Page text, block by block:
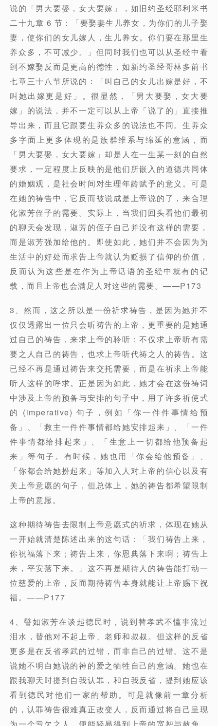
说的「男大要娶，女大要嫁」，如旧约圣经耶利米书
二十九章 6 节：「要娶妻生儿养女，为你们的儿子娶
妻，使你们的女儿嫁人，生儿养女。你们要在那里生
养众多，不可减少。」但同时我们也可以从圣经中看
到不嫁娶反而是更高的德性，如新约圣经哥林多前书
七章三十八节所说的：「叫自己的女儿出嫁是好，不
叫她出嫁更是好」。很显然，「男大要娶，女大要
嫁」的说法，并不一定可以从上帝「说了的」直接推
导出来，而且它跟要生养众多的说法也不同。生养众
多字面上更多体现的是族群维系与绵延的意涵，而
「男大要娶，女大要嫁」却是人在一生某一刻的自然
要求，一定程度上反映的是他们所嵌入的道德共同体
的婚姻观，是社会时间对生理年龄赋予的意义。可是
在她的祷告中，它反而被说成是上帝说的了，来合理
化淑芳侄子的需要。实际上，当我们回头看他们最初
的聊天会发现，淑芳的侄子自己并没有这样的需要，
而是淑芳强加给他的。即使如此，她们并不会因为为
生活中的好处而求告上帝就认为贬损了信仰的价值，
反而认为这些是在作为上帝话语的圣经中就有的记
载，而且上帝也会满足人对这些的需要。——P173
3、然而，这之所以是一份祈求祷告，是因为她并不
仅仅透露出一位只会听祷告的上帝，更重要的是她通
过自己的祷告，来求上帝的聆听：不仅求上帝听有需
要之人自己的祷告，也求上帝听代祷之人的祷告。这
已经不再是通过祷告来交托需要，而是在祈求上帝能
听人这样的呼求。正是因为如此，她才会在这份祷词
中涉及上帝的预备与安排的句子中，用了许多祈使式
的 (imperative) 句子，例如「你一件件事情给预
备」、「救主一件件事情都给她安排起来」、「一件
件事情都给排起来」、「生意上一切都给他预备起
来」等句子。有时候，她也用「你会给他预备」、
「你都会给她扮起来」等加入人对上帝的信心以及有
关上帝意愿的句子，但总体上，她的祷告都希望限制
上帝的意愿。
这种期待祷告去限制上帝意愿式的祈求，体现在她从
一开始就清楚陈述出来的这句话：「我们祷告上来，
你祝福落下来；祷告上来，你恩典落下来啊；祷告上
来，平安落下来。」这不再是期待人的祷告能打动一
位慈爱的上帝，反而期待祷告本身就能让上帝赐下祝
福。——P177
4、譬如淑芳在谈起德民时，说到替孝武不懂事流过
泪水，替他对不起上帝、老师和叔叔。但这样的反省
更多是在反省孝武的过错，而非自己的过错。这不是
说她不明白她说的神的爱之牺牲自己的意涵。她也在
跟我聊天时提到自我认罪，和自我反省，提到她应该
看到德民对他们一家的帮助。可是就像前一章分析
的，认罪祷告很难真正改变人，反而通过将自己呈现